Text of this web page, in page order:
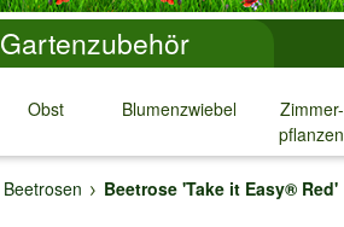
Gartenzubehör
Obst Blumenzwiebeln
↓
Zimmer-
pflanzen
↓
Beetrosen Beetrose 'Take it Easy® Red'